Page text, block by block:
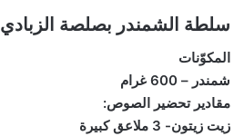
سلطة الشمندر بصلصة الزبادي
المكوّنات
شمندر – 600 غرام
مقادير تحضير الصوص:
زيت زيتون- 3 ملاعق كبيرة